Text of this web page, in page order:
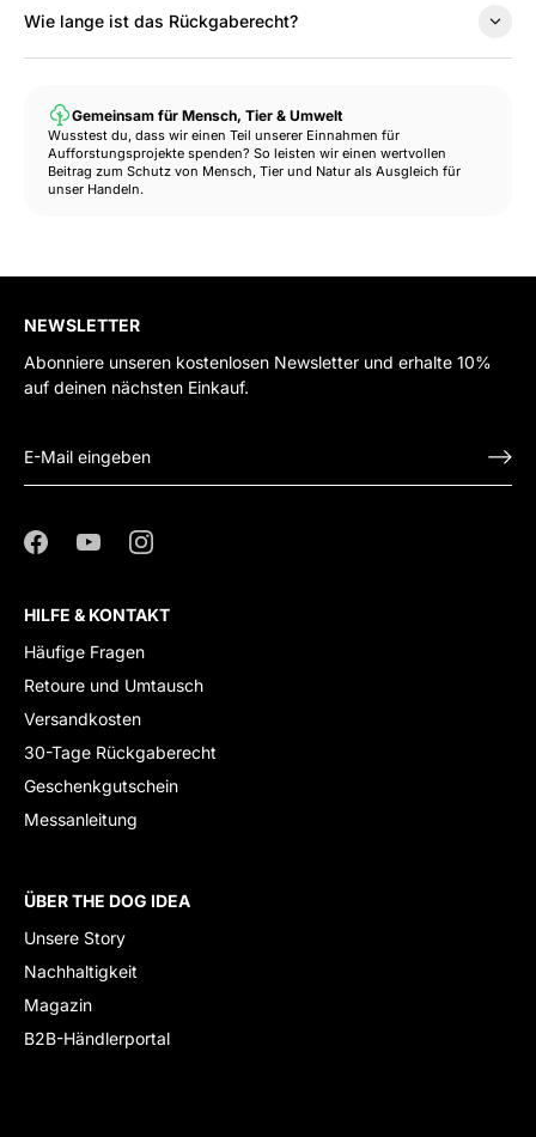
Wie lange ist das Rückgaberecht?
Gemeinsam für Mensch, Tier & Umwelt
Wusstest du, dass wir einen Teil unserer Einnahmen für
Aufforstungsprojekte spenden? So leisten wir einen wertvollen
Beitrag zum Schutz von Mensch, Tier und Natur als Ausgleich für
unser Handeln.
NEWSLETTER
Abonniere unseren kostenlosen Newsletter und erhalte 10%
auf deinen nächsten Einkauf.
HILFE & KONTAKT
Häufige Fragen
Retoure und Umtausch
Versandkosten
30-Tage Rückgaberecht
Geschenkgutschein
Messanleitung
ÜBER THE DOG IDEA
Unsere Story
Nachhaltigkeit
Magazin
B2B-Händlerportal